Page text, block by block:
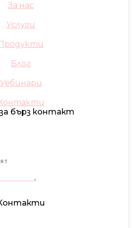
За нас
Услуги
Продукти
Блог
Уебинари
бърз контакт